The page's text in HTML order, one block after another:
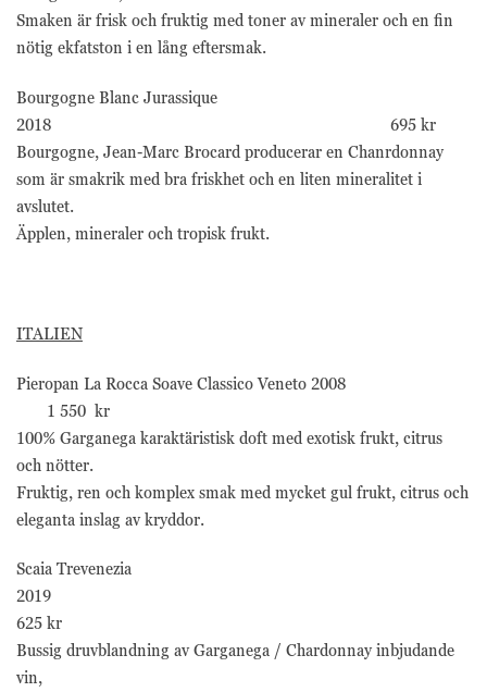
Smaken är frisk och fruktig med toner av mineraler och en fin
nötig ekfatston i en lång eftersmak.
Bourgogne Blanc Jurassique
2018 695 kr
Bourgogne, Jean-Marc Brocard producerar en Chanrdonnay
som är smakrik med bra friskhet och en liten mineralitet i
avslutet.
Äpplen, mineraler och tropisk frukt.
ITALIEN
Pieropan La Rocca Soave Classico Veneto 2008
1 550 kr
100% Garganega karaktäristisk doft med exotisk frukt, citrus
och nötter.
Fruktig, ren och komplex smak med mycket gul frukt, citrus och
eleganta inslag av kryddor.
Scaia Trevenezia
2019
625 kr
Bussig druvblandning av Garganega / Chardonnay inbjudande
vin,